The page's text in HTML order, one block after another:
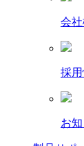
会
採
お